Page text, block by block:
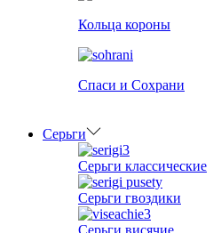
Кольца короны
Спаси и Сохрани
Серьги
Серьги классические
Серьги гвоздики
Серьги висячие